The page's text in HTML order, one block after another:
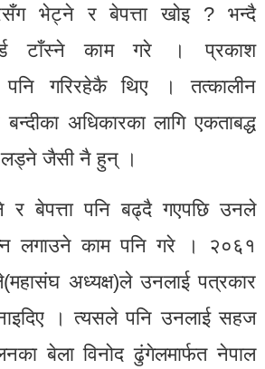
भेट्ने र बेपत्ता खोइ ? भन्दै
टाँस्ने काम गरे । प्रकाश
पनि गरिरहेकै थिए । तत्कालीन
अधिकारका लागि एकताबद्ध
लड्ने जैसी नै हुन् ।
र बेपत्ता पनि बढ्दै गएपछि उनले
लगाउने काम पनि गरे । २०६१
अध्यक्ष)ले उनलाई पत्रकार
। त्यसले पनि उनलाई सहज
बेला विनोद ढुंगेलमार्फत नेपाल